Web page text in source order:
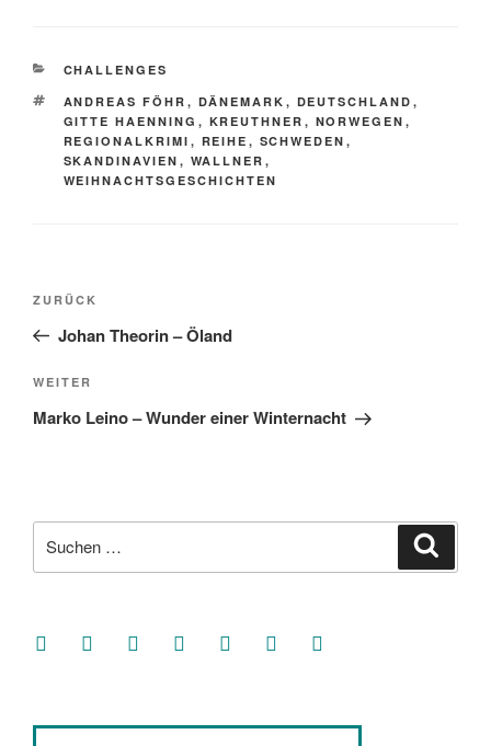
KATEGORIEN
CHALLENGES
SCHLAGWÖRTER
ANDREAS FÖHR , DÄNEMARK , DEUTSCHLAND ,
GITTE HAENNING , KREUTHNER , NORWEGEN ,
REGIONALKRIMI , REIHE , SCHWEDEN ,
SKANDINAVIEN , WALLNER ,
WEIHNACHTSGESCHICHTEN
Beitragsnavigation
Vorheriger
Beitrag
ZURÜCK
Johan Theorin – Öland
Nächster
Beitrag
WEITER
Marko Leino – Wunder einer Winternacht
nach:
facebooksoundcloud
twitter mastodoninstagramthreads goodreads